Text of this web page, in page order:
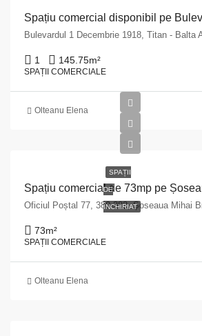
1 145.75m²
SPAȚII COMERCIALE
Olteanu Elena
SPAȚII
DE
ÎNCHIRIAT
73m²
SPAȚII COMERCIALE
Olteanu Elena